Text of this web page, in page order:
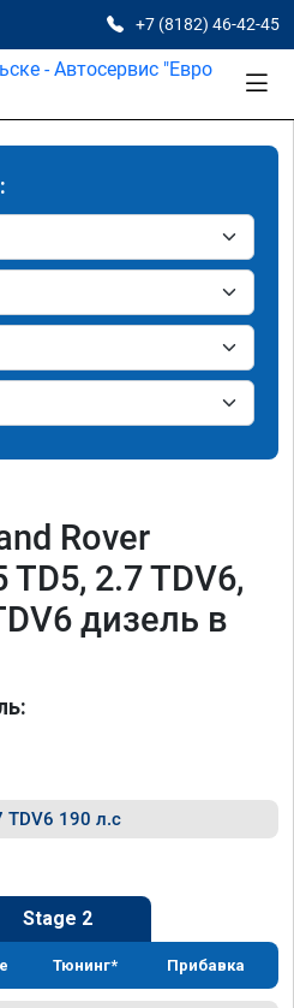
+7 (8182) 46-42-45
Rover
2.7 TDV6,
дизель в
TDV6 190 л.с
Stage 2
Тюнинг* Прибавка